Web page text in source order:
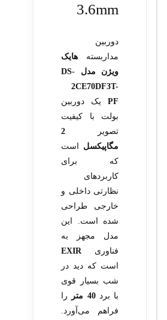
3.6mm
دوربین
مداربسته هایک
ویژن مدل DS-
2CE70DF3T-
PFیک دوربین
بولت با کیفیت
تصویر 2
مگاپیکسل است
که برای
کاربردهای
نظارتی داخلی و
خارجی طراحی
شده است. این
مدل مجهز به
فناوری EXIR
است که دید در
شب بسیار قوی
با برد40 متر
را
فراهم می‌آورد.